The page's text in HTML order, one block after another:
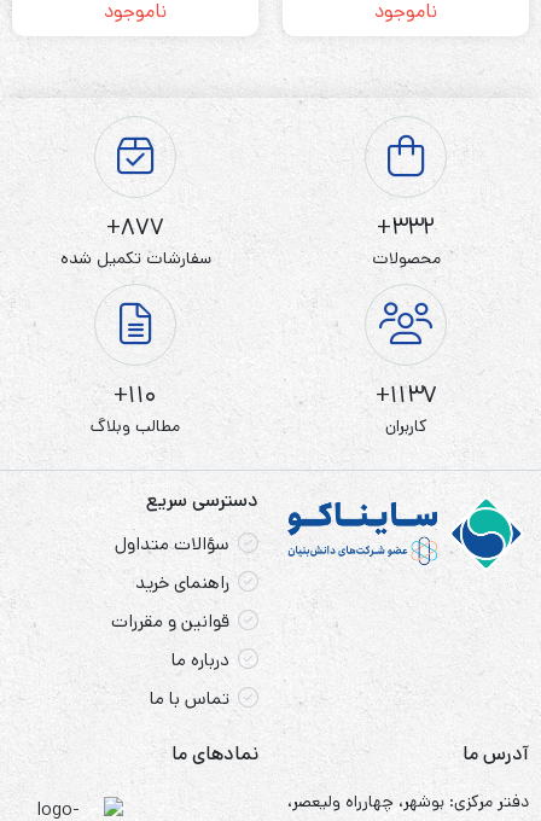
ناموجود ناموجود
332+
محصولات
877+
سفارشات تکمیل شده
1137+
کاربران
110+
مطالب وبلاگ
دسترسی سریع
سؤالات متداول
راهنمای خرید
قوانین و مقررات
درباره ما
تماس با ما
آدرس ما
دفتر مرکزی: بوشهر، چهارراه ولیعصر،
نمادهای ما